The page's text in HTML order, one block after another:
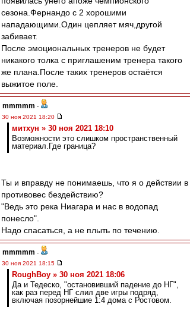
сезона.Фернандо с 2 хорошими
нападающими.Один цепляет мяч,другой
забивает.
После эмоциональных тренеров не будет
никакого толка с приглашеним тренера такого
же плана.После таких тренеров остаётся
выжитое поле.
mmmmm -
30 ноя 2021 18:20
митхун » 30 ноя 2021 18:10
Возможности это слишком пространственный
материал.Где граница?
Ты и вправду не понимаешь, что я о действии в
противовес бездействию?
"Ведь это река Ниагара и нас в водопад
понесло".
Надо спасаться, а не плыть по течению.
mmmmm -
30 ноя 2021 18:15
RoughBoy » 30 ноя 2021 18:06
Да и Тедеско, "остановивший падение до НГ",
как раз перед НГ слил две игры подряд,
включая позорнейшие 1:4 дома с Ростовом.